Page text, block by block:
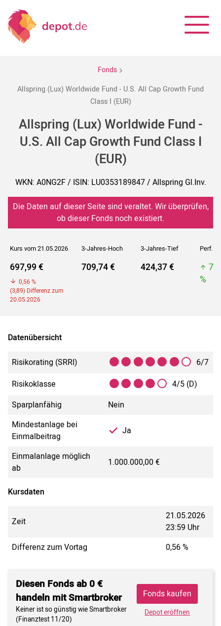
Fonds
Allspring (Lux) Worldwide Fund - U.S. All Cap Growth Fund
Class I (EUR)
Allspring (Lux) Worldwide Fund -
U.S. All Cap Growth Fund Class I
(EUR)
WKN: A0NG2F / ISIN: LU0353189847 / Allspring Gl.Inv.
Die Daten auf dieser Seite sind veraltet. Wir überprüfen,
ob dieser Fonds noch existiert.
Kurs vom 21.05.2026 3-Jahres-Hoch 3-Jahres-Tief Perf. 5J
697,99 €
0,56 %
(3,89) Differenz zum
20.05.2026
709,74 € 424,37 €
%
Datenübersicht
Risikorating (SRRI)
6/7
Risikoklasse
4/5 (D)
Sparplanfähig
Nein
Mindestanlage bei
Einmalbeitrag
Ja
Einmalanlage möglich
ab
1.000.000,00 €
Kursdaten
Zeit
21.05.2026
23:59 Uhr
Differenz zum Vortag
0,56 %
Diesen Fonds ab 0 €
handeln mit Smartbroker
Keiner ist so günstig wie Smartbroker
(Finanztest 11/20)
Fonds kaufen
Depot eröffnen